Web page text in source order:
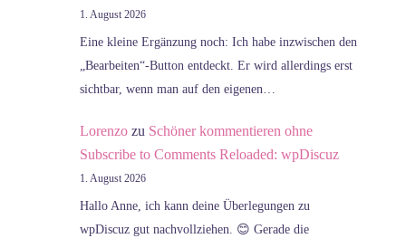
1. August 2026
Eine kleine Ergänzung noch: Ich habe inzwischen den
„Bearbeiten“-Button entdeckt. Er wird allerdings erst
sichtbar, wenn man auf den eigenen…
Lorenzo zu Schöner kommentieren ohne
Subscribe to Comments Reloaded: wpDiscuz
1. August 2026
Hallo Anne, ich kann deine Überlegungen zu
wpDiscuz gut nachvollziehen. 😊 Gerade die